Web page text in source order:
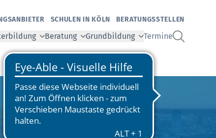
SCHULEN IN KÖLN BERATUNGSSTELLEN
Beratung Grundbildung Termine